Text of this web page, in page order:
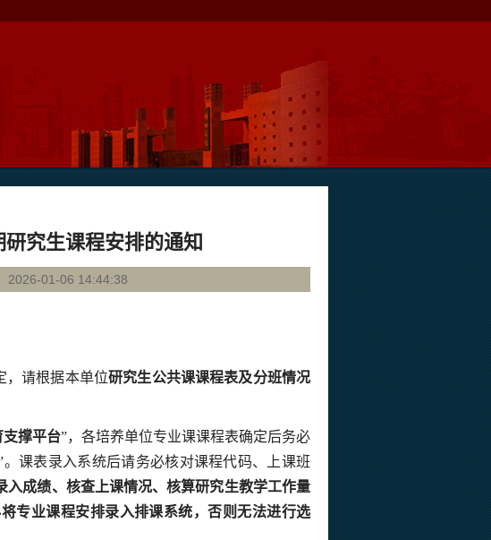
究生课程安排的通知
2026-01-06 14:44:38
，请根据本单位研究生公共课课程表及分班情况
撑平台”，各培养单位专业课课程表确定后务必
课表录入系统后请务必核对课程代码、上课班
入成绩、核查上课情况、核算研究生教学工作量
专业课程安排录入排课系统，否则无法进行选